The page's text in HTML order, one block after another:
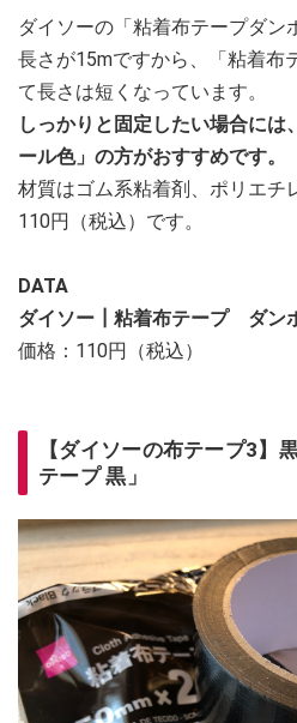
ダイソーの「粘着布テープダン
長さが15mですから、「粘着布
て長さは短くなっています。
しっかりと固定したい場合に
ール色」の方がおすすめです。
材質はゴム系粘着剤、ポリエチ
110円（税込）です。
DATA
ダイソー┃粘着布テープ ダン
価格：110円（税込）
【ダイソーの布テープ3】
テープ 黒」